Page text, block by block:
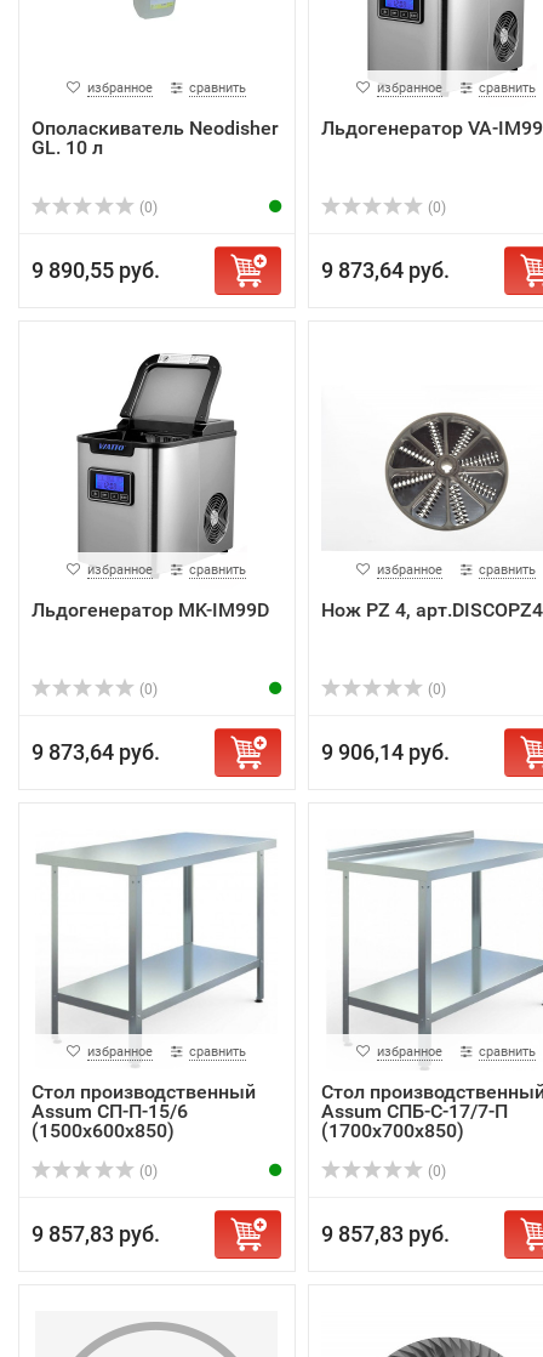
избранное сравнить
Ополаскиватель Neodisher
GL. 10 л
(0)
9 890,55 руб.
избранное сравнить
Льдогенератор VA-
(0)
9 873,64 руб.
избранное сравнить
Льдогенератор MK-IM99D
(0)
9 873,64 руб.
избранное сравнить
Нож PZ 4, арт.DISCOPZ4
(0)
9 906,14 руб.
избранное сравнить
Стол производственный
Assum СП-П-15/6
(1500х600х850)
(0)
9 857,83 руб.
избранное сравнить
Стол
Assum СПБ-С-17/7-П
(1700х700х850)
(0)
9 857,83 руб.